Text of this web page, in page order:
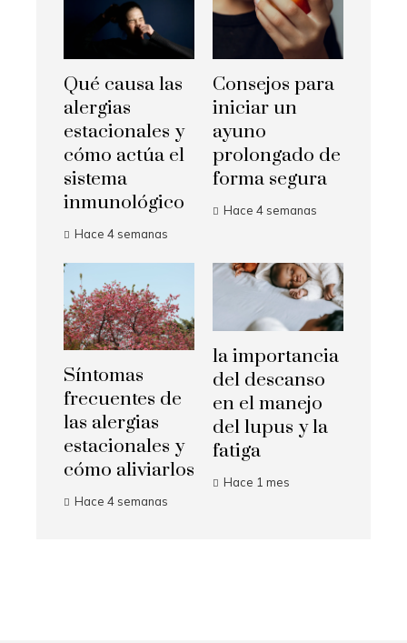
Qué causa las
alergias
estacionales y
cómo actúa el
sistema
inmunológico
Hace 4 semanas
Consejos para
iniciar un
ayuno
prolongado de
forma segura
Hace 4 semanas
Síntomas
frecuentes de
las alergias
estacionales y
cómo aliviarlos
Hace 4 semanas
la importancia
del descanso
en el manejo
del lupus y la
fatiga
Hace 1 mes